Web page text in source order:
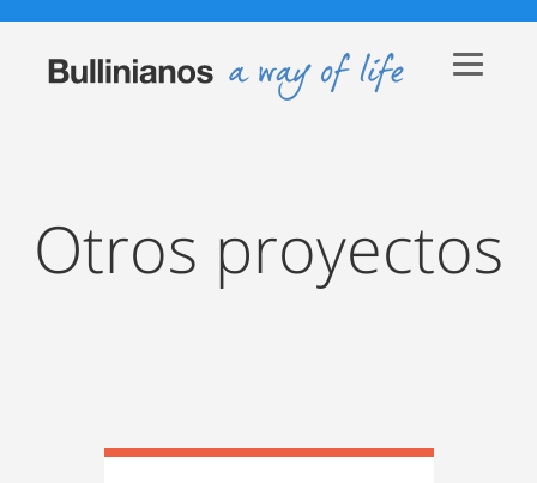
Otros proyectos